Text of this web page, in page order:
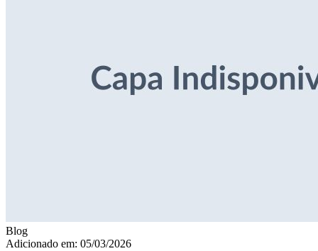
Blog
Adicionado em: 05/03/2026